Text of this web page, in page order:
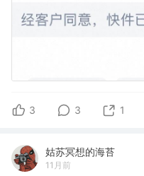
3 3 1
姑苏冥想的海苔
11月前